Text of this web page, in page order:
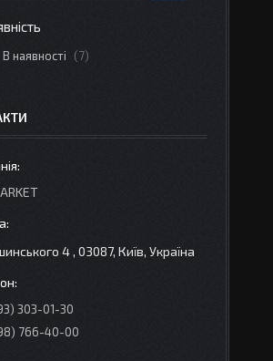
В наявності 7
4 , 03087, Київ, Україна
303-01-30
766-40-00